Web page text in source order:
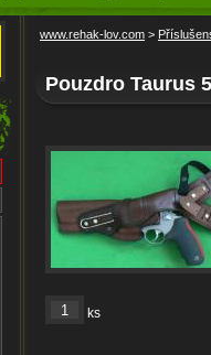
www.rehak-lov.com >
Pouzdro Taurus
ks